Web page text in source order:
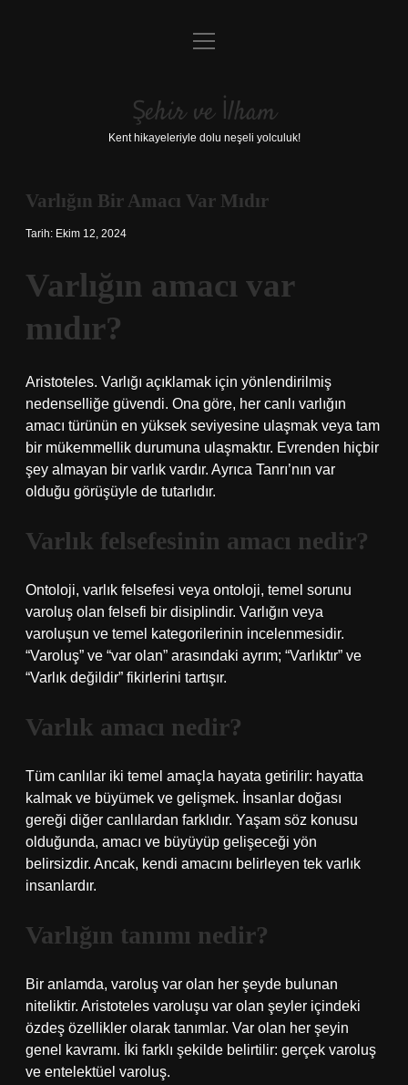
Anasayfa
Yasal Uyarı
menüyü
Şehir ve İlham
Kent hikayeleriyle dolu neşeli yolculuk!
Varlığın Bir Amacı Var Mıdır
Tarih: Ekim 12, 2024
Varlığın amacı var
mıdır?
Aristoteles. Varlığı açıklamak için yönlendirilmiş
nedenselliğe güvendi. Ona göre, her canlı varlığın
amacı türünün en yüksek seviyesine ulaşmak veya tam
bir mükemmellik durumuna ulaşmaktır. Evrenden hiçbir
şey almayan bir varlık vardır. Ayrıca Tanrı’nın var
olduğu görüşüyle ​​de tutarlıdır.
Varlık felsefesinin amacı nedir?
Ontoloji, varlık felsefesi veya ontoloji, temel sorunu
varoluş olan felsefi bir disiplindir. Varlığın veya
varoluşun ve temel kategorilerinin incelenmesidir.
“Varoluş” ve “var olan” arasındaki ayrım; “Varlıktır” ve
“Varlık değildir” fikirlerini tartışır.
Varlık amacı nedir?
Tüm canlılar iki temel amaçla hayata getirilir: hayatta
kalmak ve büyümek ve gelişmek. İnsanlar doğası
gereği diğer canlılardan farklıdır. Yaşam söz konusu
olduğunda, amacı ve büyüyüp gelişeceği yön
belirsizdir. Ancak, kendi amacını belirleyen tek varlık
insanlardır.
Varlığın tanımı nedir?
Bir anlamda, varoluş var olan her şeyde bulunan
niteliktir. Aristoteles varoluşu var olan şeyler içindeki
özdeş özellikler olarak tanımlar. Var olan her şeyin
genel kavramı. İki farklı şekilde belirtilir: gerçek varoluş
ve entelektüel varoluş.